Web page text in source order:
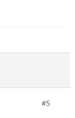
#5